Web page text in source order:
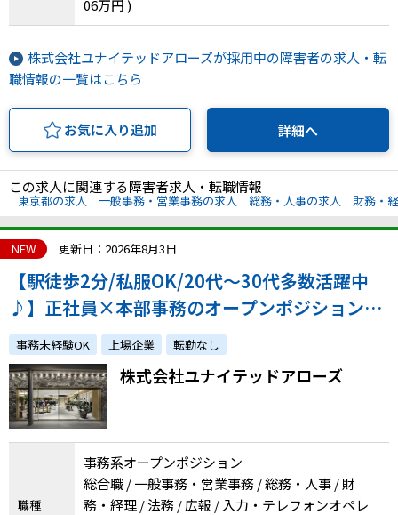
06万円 )
株式会社ユナイテッドアローズが採用中の障害者の求人・転
職情報の一覧はこちら
お気に入り追加 詳細へ
この求人に関連する障害者求人・転職情報
東京都の求人 一般事務・営業事務の求人 総務・人事の求人 財務・
NEW 更新日：2026年8月3日
【駅徒歩2分/私服OK/20代～30代多数活躍中
♪】正社員×本部事務のオープンポジション！
ファッション好き必見！atGP採用実績も多数あ
り！
事務未経験OK 上場企業 転勤なし
株式会社ユナイテッドアローズ
職種
事務系オープンポジション
総合職 / 一般事務・営業事務 / 総務・人事 / 財
務・経理 / 法務 / 広報 / 入力・テレフォンオペレ